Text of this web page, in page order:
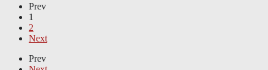
Prev
1
2
Next
Prev